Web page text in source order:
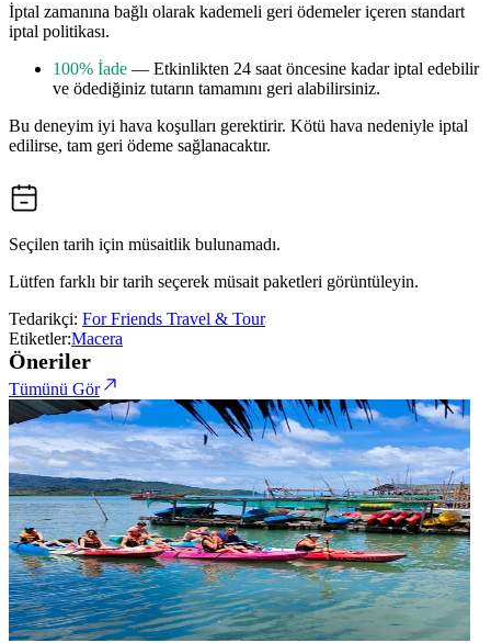
İptal zamanına bağlı olarak kademeli geri ödemeler içeren standart
iptal politikası.
100% İade — Etkinlikten 24 saat öncesine kadar iptal edebilir
ve ödediğiniz tutarın tamamını geri alabilirsiniz.
Bu deneyim iyi hava koşulları gerektirir. Kötü hava nedeniyle iptal
edilirse, tam geri ödeme sağlanacaktır.
Seçilen tarih için müsaitlik bulunamadı.
Lütfen farklı bir tarih seçerek müsait paketleri görüntüleyin.
Tedarikçi: For Friends Travel & Tour
Etiketler:Macera
Öneriler
Tümünü Gör